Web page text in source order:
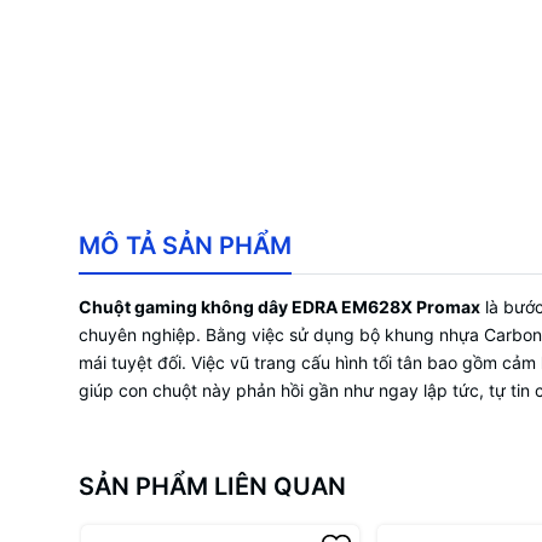
MÔ TẢ SẢN PHẨM
Chuột gaming không dây EDRA EM628X Promaxlà
chuyên nghiệp. Bằng việc sử dụng bộ khung nhựa
mái tuyệt đối. Việc vũ trang cấu hình tối tân bao gồm
giúp con chuột này phản hồi gần như ngay lập tức, tự tin
SẢN PHẨM LIÊN QUAN